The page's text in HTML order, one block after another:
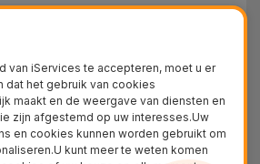
kun je een breed scala aan
aangezien niet alles over
beschikt. Laad je
veilig op.
in PU-leer
afwerking die bij elke stijl
van iServices te accepteren, moet u er
dat het gebruik van cookies
maakt en de weergave van diensten en
zijn afgestemd op uw interesses.Uw
en cookies kunnen worden gebruikt om
kunt meer te weten komen